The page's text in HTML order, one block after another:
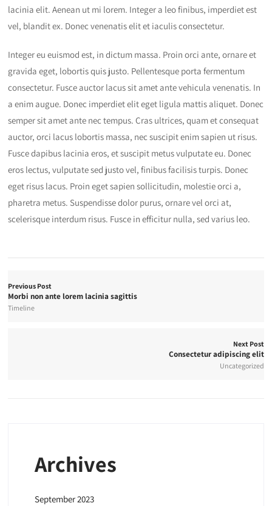
lacinia elit. Aenean ut mi lorem. Integer a leo finibus, imperdiet est
vel, blandit ex. Donec venenatis elit et iaculis consectetur.
Integer eu euismod est, in dictum massa. Proin orci ante, ornare et
gravida eget, lobortis quis justo. Pellentesque porta fermentum
consectetur. Fusce auctor lacus sit amet ante vehicula venenatis. In
a enim augue. Donec imperdiet elit eget ligula mattis aliquet. Donec
semper sit amet ante nec tempus. Cras ultrices, quam et consequat
auctor, orci lacus lobortis massa, nec suscipit enim sapien ut risus.
Fusce dapibus lacinia eros, et suscipit metus vulputate eu. Donec
eros lectus, vulputate sed justo vel, finibus facilisis turpis. Donec
eget risus lacus. Proin eget sapien sollicitudin, molestie orci a,
pharetra metus. Suspendisse dolor purus, ornare vel orci at,
scelerisque interdum risus. Fusce in efficitur nulla, sed varius leo.
Previous Post
Morbi non ante lorem lacinia sagittis
Timeline
Next Post
Consectetur adipiscing elit
Uncategorized
Archives
September 2023